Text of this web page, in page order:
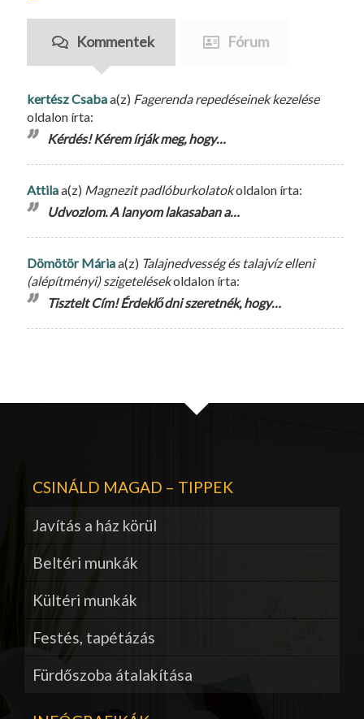
Kommentek Fórum
kertész Csabaa(z) Fagerenda repedéseinek kezelése
oldalon írta:
Kérdés! Kérem írják meg, hogy…
Attilaa(z) Magnezit padlóburkolatokoldalon írta:
Udvozlom. A lanyom lakasaban a…
Dömötör Máriaa(z) Talajnedvesség és talajvíz elleni
(alépítményi) szigetelésekoldalon írta:
Tisztelt Cím! Érdeklődni szeretnék, hogy…
CSINÁLD MAGAD – TIPPEK
Javítás a ház körül
Beltéri munkák
Kültéri munkák
Festés, tapétázás
Fürdőszoba átalakítása